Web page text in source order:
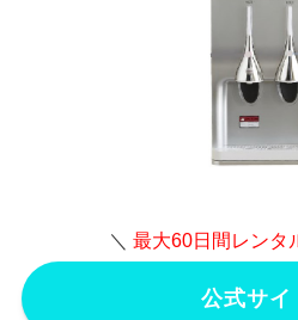
＼ 最大60日間レンタ
公式サイ